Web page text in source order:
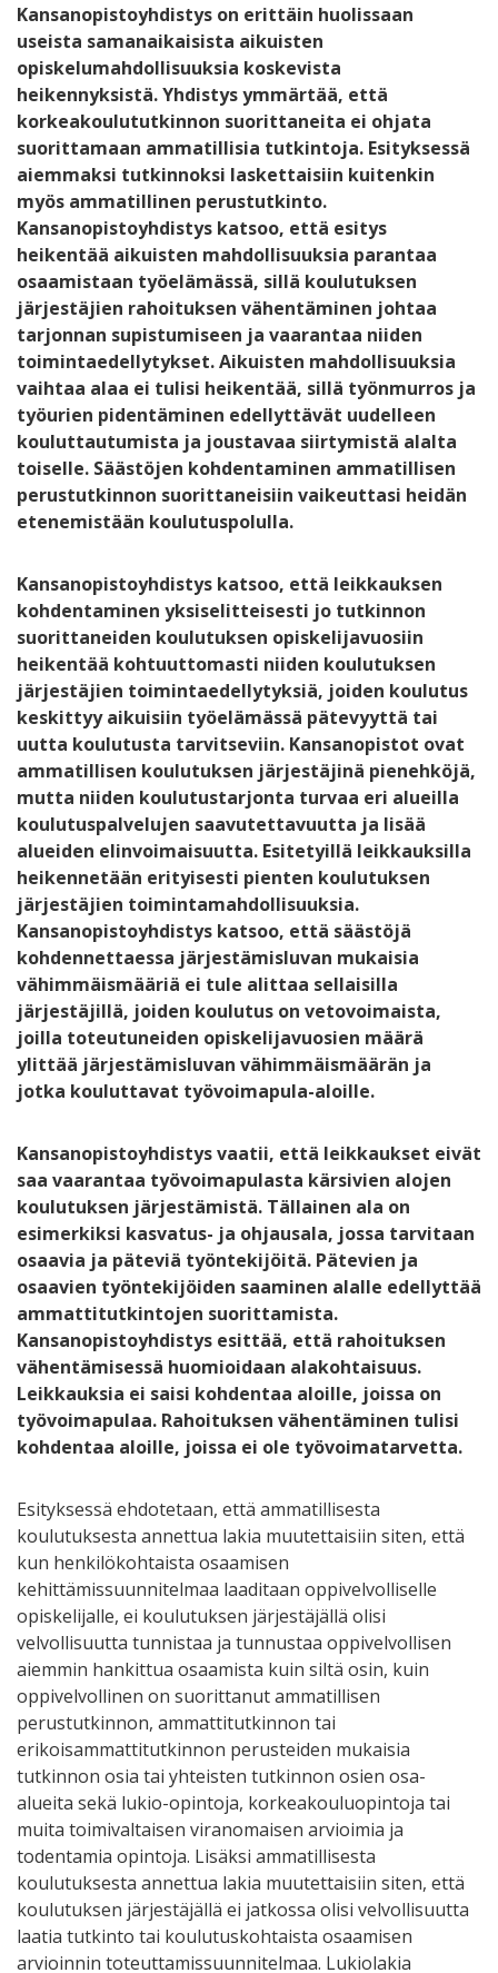
Kansanopistoyhdistys on erittäin huolissaan
useista samanaikaisista aikuisten
opiskelumahdollisuuksia koskevista
heikennyksistä. Yhdistys ymmärtää, että
korkeakoulututkinnon suorittaneita ei ohjata
suorittamaan ammatillisia tutkintoja. Esityksessä
aiemmaksi tutkinnoksi laskettaisiin kuitenkin
myös ammatillinen perustutkinto.
Kansanopistoyhdistys katsoo, että esitys
heikentää aikuisten mahdollisuuksia parantaa
osaamistaan työelämässä, sillä koulutuksen
järjestäjien rahoituksen vähentäminen johtaa
tarjonnan supistumiseen ja vaarantaa niiden
toimintaedellytykset. Aikuisten mahdollisuuksia
vaihtaa alaa ei tulisi heikentää, sillä työnmurros ja
työurien pidentäminen edellyttävät uudelleen
kouluttautumista ja joustavaa siirtymistä alalta
toiselle. Säästöjen kohdentaminen ammatillisen
perustutkinnon suorittaneisiin vaikeuttasi heidän
etenemistään koulutuspolulla.
Kansanopistoyhdistys katsoo, että leikkauksen
kohdentaminen yksiselitteisesti jo tutkinnon
suorittaneiden koulutuksen opiskelijavuosiin
heikentää kohtuuttomasti niiden koulutuksen
järjestäjien toimintaedellytyksiä, joiden koulutus
keskittyy aikuisiin työelämässä pätevyyttä tai
uutta koulutusta tarvitseviin. Kansanopistot ovat
ammatillisen koulutuksen järjestäjinä pienehköjä,
mutta niiden koulutustarjonta turvaa eri alueilla
koulutuspalvelujen saavutettavuutta ja lisää
alueiden elinvoimaisuutta. Esitetyillä leikkauksilla
heikennetään erityisesti pienten koulutuksen
järjestäjien toimintamahdollisuuksia.
Kansanopistoyhdistys katsoo, että säästöjä
kohdennettaessa järjestämisluvan mukaisia
vähimmäismääriä ei tule alittaa sellaisilla
järjestäjillä, joiden koulutus on vetovoimaista,
joilla toteutuneiden opiskelijavuosien määrä
ylittää järjestämisluvan vähimmäismäärän ja
jotka kouluttavat työvoimapula-aloille.
Kansanopistoyhdistys vaatii, että leikkaukset eivät
saa vaarantaa työvoimapulasta kärsivien alojen
koulutuksen järjestämistä. Tällainen ala on
esimerkiksi kasvatus- ja ohjausala, jossa tarvitaan
osaavia ja päteviä työntekijöitä. Pätevien ja
osaavien työntekijöiden saaminen alalle edellyttää
ammattitutkintojen suorittamista.
Kansanopistoyhdistys esittää, että rahoituksen
vähentämisessä huomioidaan alakohtaisuus.
Leikkauksia ei saisi kohdentaa aloille, joissa on
työvoimapulaa. Rahoituksen vähentäminen tulisi
kohdentaa aloille, joissa ei ole työvoimatarvetta.
Esityksessä ehdotetaan, että ammatillisesta
koulutuksesta annettua lakia muutettaisiin siten, että
kun henkilökohtaista osaamisen
kehittämissuunnitelmaa laaditaan oppivelvolliselle
opiskelijalle, ei koulutuksen järjestäjällä olisi
velvollisuutta tunnistaa ja tunnustaa oppivelvollisen
aiemmin hankittua osaamista kuin siltä osin, kuin
oppivelvollinen on suorittanut ammatillisen
perustutkinnon, ammattitutkinnon tai
erikoisammattitutkinnon perusteiden mukaisia
tutkinnon osia tai yhteisten tutkinnon osien osa-
alueita sekä lukio-opintoja, korkeakouluopintoja tai
muita toimivaltaisen viranomaisen arvioimia ja
todentamia opintoja. Lisäksi ammatillisesta
koulutuksesta annettua lakia muutettaisiin siten, että
koulutuksen järjestäjällä ei jatkossa olisi velvollisuutta
laatia tutkinto tai koulutuskohtaista osaamisen
arvioinnin toteuttamissuunnitelmaa. Lukiolakia